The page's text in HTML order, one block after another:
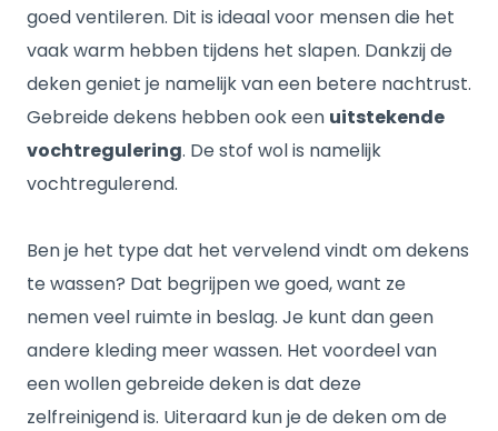
goed ventileren. Dit is ideaal voor mensen die het
vaak warm hebben tijdens het slapen. Dankzij de
deken geniet je namelijk van een betere nachtrust.
Gebreide dekens hebben ook een uitstekende
vochtregulering. De stof wol is namelijk
vochtregulerend.
Ben je het type dat het vervelend vindt om dekens
te wassen? Dat begrijpen we goed, want ze
nemen veel ruimte in beslag. Je kunt dan geen
andere kleding meer wassen. Het voordeel van
een wollen gebreide deken is dat deze
zelfreinigend is. Uiteraard kun je de deken om de